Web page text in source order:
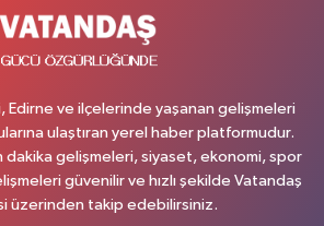
Edirne ve ilçelerinde yaşanan gelişmeleri
ulaştıran yerel haber platformudur.
dakika gelişmeleri, siyaset, ekonomi, spor
güvenilir ve hızlı şekilde Vatandaş
üzerinden takip edebilirsiniz.